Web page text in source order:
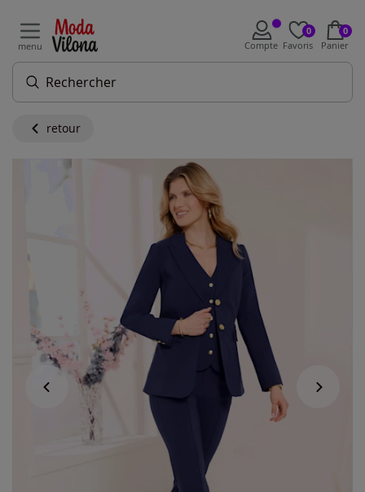
menu Compte
0
Favoris
0
Panier
retour